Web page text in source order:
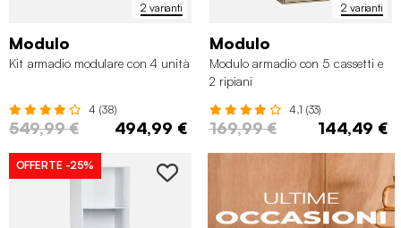
2 varianti
Modulo
Kit armadio modulare con 4 unità
4 (38)
549,99 € 494,99 €
2 varianti
Modulo
Modulo armadio con 5 cassetti e
2 ripiani
4.1 (33)
169,99 € 144,49 €
OFFERTE -25%